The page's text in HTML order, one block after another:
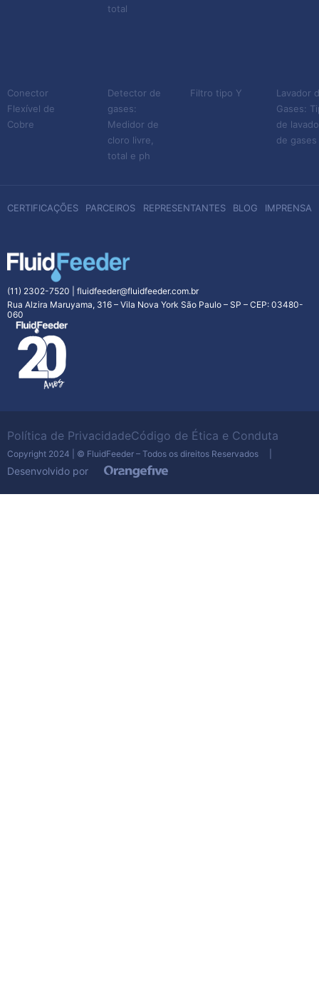
Conector
Flexível de
Cobre
total
Detector de
gases:
Medidor de
cloro livre,
total e ph
Filtro tipo Y
Lavador
Gases:
de
de gases
CERTIFICAÇÕES PARCEIROS REPRESENTANTES BLOG IMPRENSA
(11) 2302-7520
fluidfeeder@fluidfeeder.com.br
Rua Alzira Maruyama, 316 – Vila Nova York São Paulo – SP – CEP: 03480-
060
Política de PrivacidadeCódigo de Ética e Conduta
Copyright 2024 | © FluidFeeder – Todos os direitos Reservados |
Desenvolvido por